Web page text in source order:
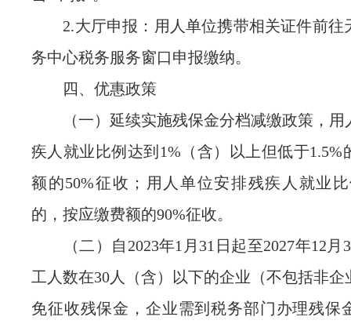
2.大厅申报：用人单位携带相关证件前往
务中心税务服务窗口申报缴纳。
四、优惠政策
（一）延续实施残保金分档减缴政策，用
疾人就业比例达到1%（含）以上但低于1.5%
额的50%征收；用人单位安排残疾人就业
的，按应缴费额的90%征收。
（二）自2023年1月31日起至2027年12月
工人数在30人（含）以下的企业（不包括非企
免征收残保金，企业需到税务部门办理残保